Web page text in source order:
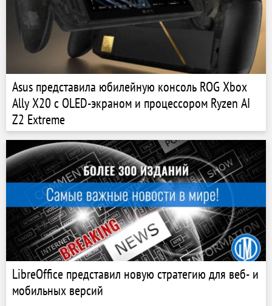
Asus представила юбилейную консоль ROG Xbox
Ally X20 с OLED-экраном и процессором Ryzen AI
Z2 Extreme
LibreOffice представил новую стратегию для веб- и
мобильных версий